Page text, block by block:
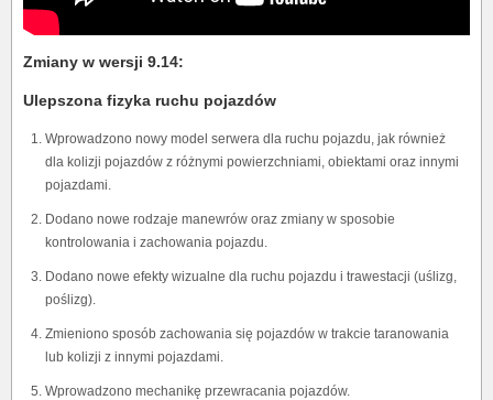
Zmiany w wersji 9.14:
Ulepszona fizyka ruchu pojazdów
Wprowadzono nowy model serwera dla ruchu pojazdu, jak również
dla kolizji pojazdów z różnymi powierzchniami, obiektami oraz innymi
pojazdami.
Dodano nowe rodzaje manewrów oraz zmiany w sposobie
kontrolowania i zachowania pojazdu.
Dodano nowe efekty wizualne dla ruchu pojazdu i trawestacji (uślizg,
poślizg).
Zmieniono sposób zachowania się pojazdów w trakcie taranowania
lub kolizji z innymi pojazdami.
Wprowadzono mechanikę przewracania pojazdów.